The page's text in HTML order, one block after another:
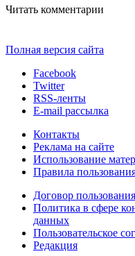
Читать комментарии
Полная версия сайта
Facebook
Twitter
RSS-ленты
E-mail рассылка
Контакты
Реклама на сайте
Использование
Правила
Договор
Политика в сфере
данных
Пользовательское
Редакция